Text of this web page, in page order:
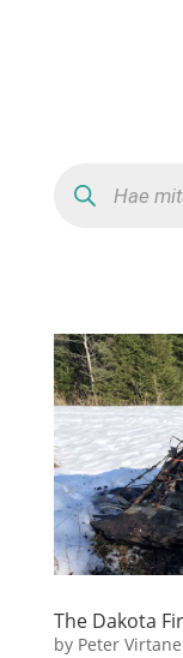
search
The Dakota
by Peter